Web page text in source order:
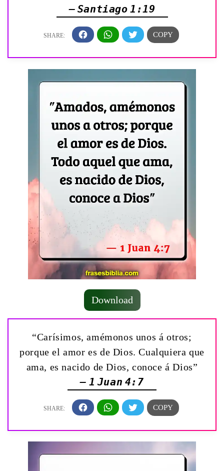
— Santiago 1:19
Download
“Carísimos, amémonos unos á otros;
porque el amor es de Dios. Cualquiera que
ama, es nacido de Dios, conoce á Dios”
— 1 Juan 4:7